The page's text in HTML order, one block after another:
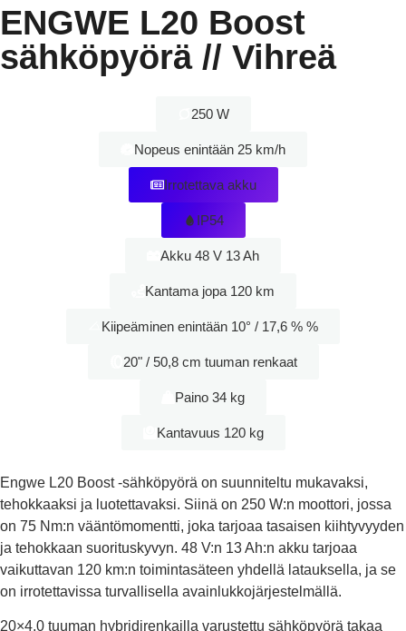
ENGWE L20 Boost
sähköpyörä // Vihreä
250 W
Nopeus enintään 25 km/h
Irrotettava akku
IP54
Akku 48 V 13 Ah
Kantama jopa 120 km
Kiipeäminen enintään 10° / 17,6 % %
20" / 50,8 cm tuuman renkaat
Paino 34 kg
Kantavuus 120 kg
Engwe L20 Boost -sähköpyörä on suunniteltu mukavaksi,
tehokkaaksi ja luotettavaksi. Siinä on 250 W:n moottori, jossa
on 75 Nm:n vääntömomentti, joka tarjoaa tasaisen kiihtyvyyden
ja tehokkaan suorituskyvyn. 48 V:n 13 Ah:n akku tarjoaa
vaikuttavan 120 km:n toimintasäteen yhdellä latauksella, ja se
on irrotettavissa turvallisella avainlukkojärjestelmällä.
20×4,0 tuuman hybridirenkailla varustettu sähköpyörä takaa